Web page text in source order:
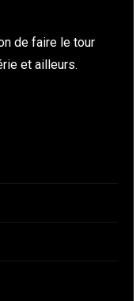
de faire le tour
et ailleurs.